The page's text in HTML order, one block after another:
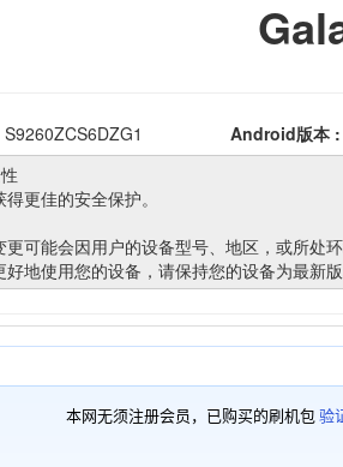
本网无须注册会员，已购买的刷机包 验